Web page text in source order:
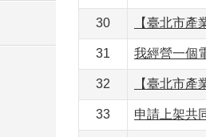
30 【臺北市
31 我經營一個
32 【臺北市
33 申請上架共